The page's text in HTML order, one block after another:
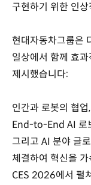
구현하기 위한 인
현대자동차그룹은
일상에서 함께 효
제시했습니다:
인간과 로봇의 협업,
End-to-End AI 로
그리고 AI 분야 글
체결하여 혁신을
CES 2026에서 펼